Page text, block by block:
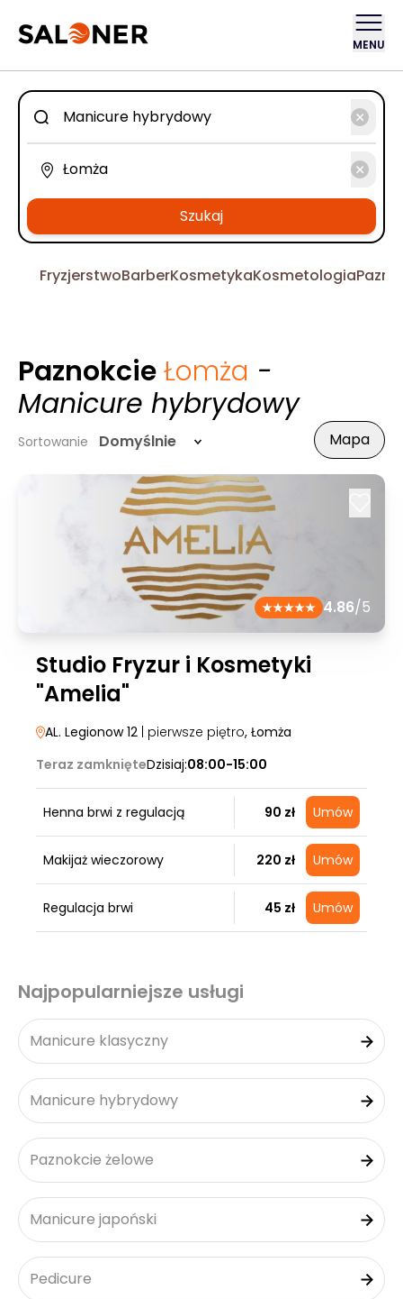
MENU
Szukaj
FryzjerstwoBarberKosmetykaKosmetologia
PaznokcieŁomża -
Manicure hybrydowy
Sortowanie Domyślnie Mapa
4.86/5
Studio Fryzur i Kosmetyki
"Amelia"
AL. Legionow 12 | pierwsze piętro, Łomża
Teraz zamknięteDzisiaj:08:00-15:00
Henna brwi z regulacją 90 zł Umów
Makijaż wieczorowy 220 zł Umów
Regulacja brwi 45 zł Umów
Najpopularniejsze usługi
Manicure klasyczny
Manicure hybrydowy
Paznokcie żelowe
Manicure japoński
Pedicure